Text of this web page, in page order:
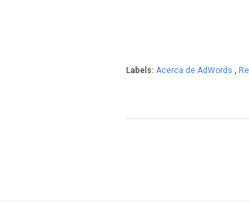
Labels: Acerca de AdWords ,